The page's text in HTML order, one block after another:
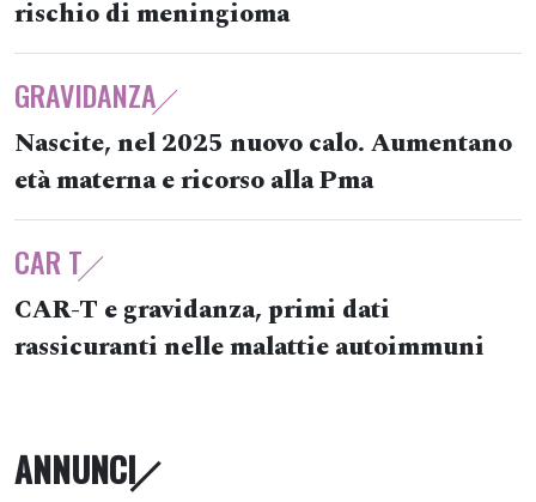
rischio di meningioma
GRAVIDANZA
Nascite, nel 2025 nuovo calo. Aumentano
età materna e ricorso alla Pma
CAR T
CAR-T e gravidanza, primi dati
rassicuranti nelle malattie autoimmuni
ANNUNCI